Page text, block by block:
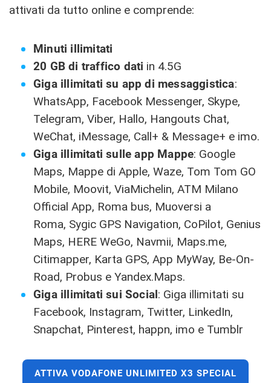
attivati da tutto online e comprende:
Minuti illimitati
20 GB di traffico dati in 4.5G
Giga illimitati su app di messaggistica:
WhatsApp, Facebook Messenger, Skype,
Telegram, Viber, Hallo, Hangouts Chat,
WeChat, iMessage, Call+ & Message+ e imo.
Giga illimitati sulle app Mappe: Google
Maps, Mappe di Apple, Waze, Tom Tom GO
Mobile, Moovit, ViaMichelin, ATM Milano
Official App, Roma bus, Muoversi a
Roma, Sygic GPS Navigation, CoPilot, Genius
Maps, HERE WeGo, Navmii, Maps.me,
Citimapper, Karta GPS, App MyWay, Be-On-
Road, Probus e Yandex.Maps.
Giga illimitati sui Social: Giga illimitati su
Facebook, Instagram, Twitter, LinkedIn,
Snapchat, Pinterest, happn, imo e Tumblr
ATTIVA VODAFONE UNLIMITED X3 SPECIAL